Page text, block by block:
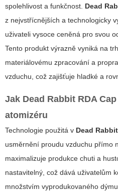
spolehlivost a funkčnost. Dead
z nejvstřícnějších a technologicky
uživateli vysoce ceněná pro svou
Tento produkt výrazně vyniká na
materiálovému zpracování a
vzduchu, což zajišťuje hladké a
Jak Dead Rabbit RDA Cap
atomizéru
Technologie použitá v Dead
usměrnění proudu vzduchu přímo
maximalizuje produkce chuti a
nastavitelný, což dává uživatelům
množstvím vyprodukovaného